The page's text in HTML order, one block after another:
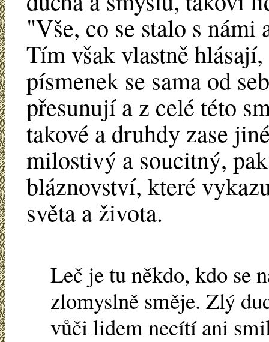
"Vše, co se stalo s námi
Tím však vlastně
písmenek se sama od
přesunují a z celé této
takové a druhdy zase
milostivý a soucitný,
bláznovství, které
světa a života.
Leč je tu někdo, kdo se
zlomyslně směje. Zlý
vůči lidem necítí ani